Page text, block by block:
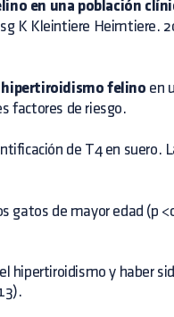
en una población
K Kleintiere Heimtiere.
hipertiroidismo felino en
factores de riesgo.
de T4 en suero.
gatos de mayor edad (p
hipertiroidismo y haber